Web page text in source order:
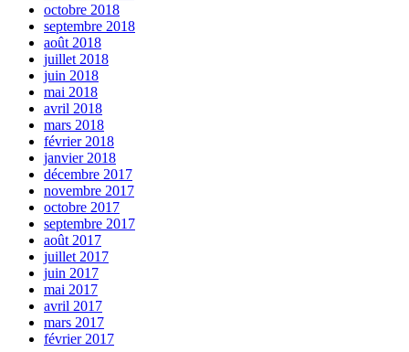
octobre 2018
septembre 2018
août 2018
juillet 2018
juin 2018
mai 2018
avril 2018
mars 2018
février 2018
janvier 2018
décembre 2017
novembre 2017
octobre 2017
septembre 2017
août 2017
juillet 2017
juin 2017
mai 2017
avril 2017
mars 2017
février 2017